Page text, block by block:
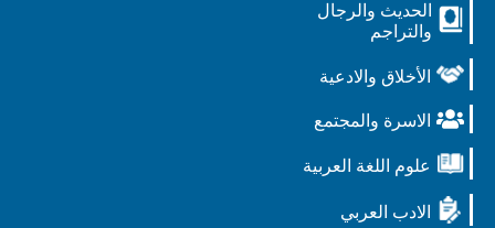
الحديث والرجال
والتراجم
الأخلاق والادعية
الاسرة والمجتمع
علوم اللغة العربية
الادب العربي